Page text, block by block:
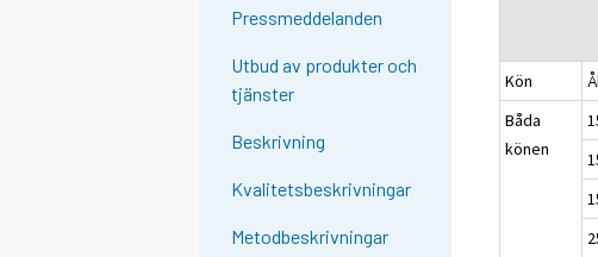
Pressmeddelanden
Utbud av produkter och
tjänster
Beskrivning
Kvalitetsbeskrivningar
Metodbeskrivningar
Kön
Båda
könen